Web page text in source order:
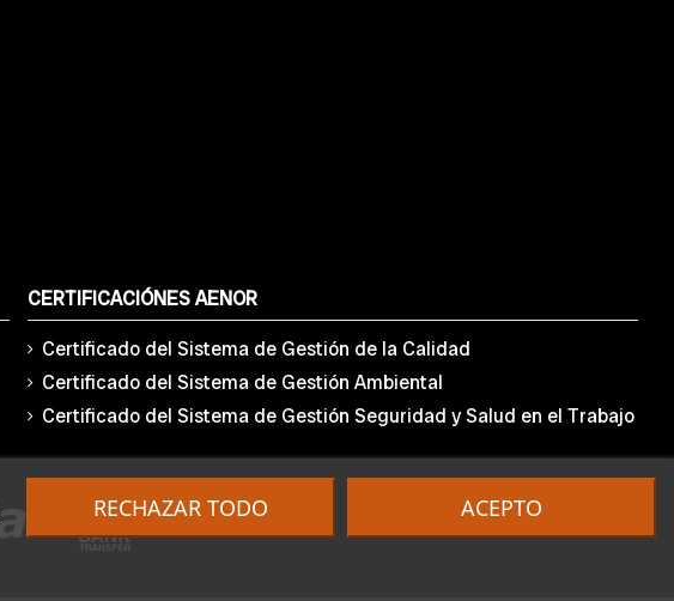
RECHAZAR TODO ACEPTO
CERTIFICACIÓNES AENOR
Certificado del Sistema de Gestión de la Calidad
Certificado del Sistema de Gestión Ambiental
Certificado del Sistema de Gestión Seguridad y Salud en el Trabajo